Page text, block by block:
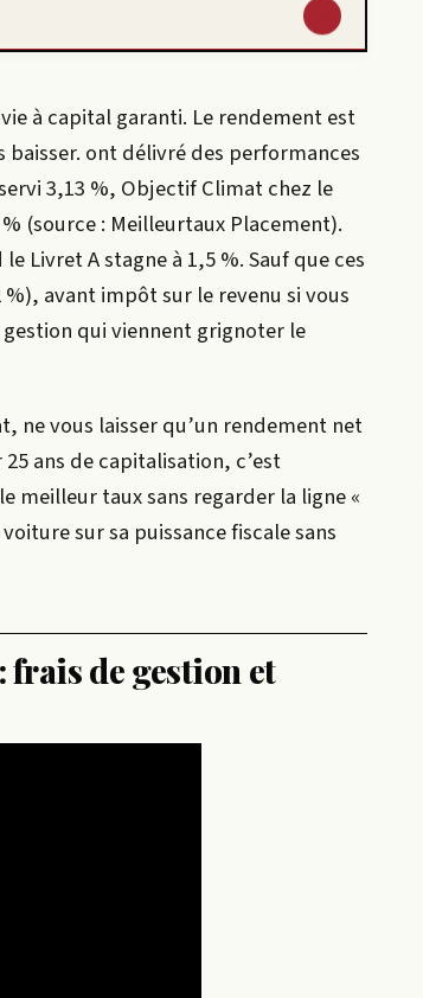
↓
à capital garanti. Le rendement est
baisser. ont délivré des performances
3,13 %, Objectif Climat chez le
(source : Meilleurtaux Placement).
Livret A stagne à 1,5 %. Sauf que ces
avant impôt sur le revenu si vous
qui viennent grignoter le
ne vous laisser qu’un rendement net
ans de capitalisation, c’est
meilleur taux sans regarder la ligne «
sur sa puissance fiscale sans
de gestion et